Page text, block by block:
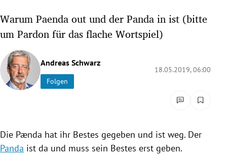
Untermenü
Untermenü
Untermenü
Warum Paenda out und der Panda in ist (bitte
um Pardon für das flache Wortspiel)
Andreas Schwarz
Folgen
18.05.2019, 06:00
Die Pænda hat ihr Bestes gegeben und ist weg. Der
Panda ist da und muss sein Bestes erst geben.